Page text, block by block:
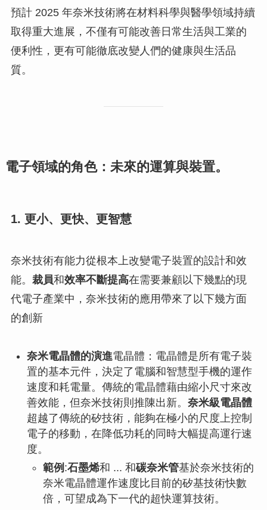
預計 2025 年奈米技術將在材料科學與醫學領域持續
取得重大進展，不僅有可能改善日常生活與工業的
便利性，更有可能徹底改變人們的健康與生活品
質。
電子領域的角色：未來的運算與裝置。
1. 更小、更快、更智慧
奈米技術有能力從根本上改變電子裝置的設計和效
能。 裁員和效率不斷提高在需要兼顧以下幾點的現
代電子產業中，奈米技術的應用帶來了以下幾方面
的創新
奈米電晶體的演進電晶體：電晶體是所有電子裝
置的基本元件，決定了電腦和智慧型手機的運作
速度和耗電量。傳統的電晶體藉由縮小尺寸來改
善效能，但奈米技術則推陳出新。 奈米級電晶體
超越了傳統的矽技術，能夠在極小的尺度上控制
電子的移動，在降低功耗的同時大幅提高運行速
度。
範例 :石墨烯和 ... 和碳奈米管基於奈米技術的
奈米電晶體運作速度比目前的矽基技術快數
倍，可望成為下一代的超快運算技術。